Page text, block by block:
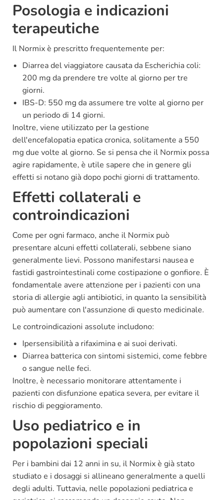
Posologia e indicazioni
terapeutiche
Il Normix è prescritto frequentemente per:
Diarrea del viaggiatore causata da Escherichia coli:
200 mg da prendere tre volte al giorno per tre
giorni.
IBS-D: 550 mg da assumere tre volte al giorno per
un periodo di 14 giorni.
Inoltre, viene utilizzato per la gestione
dell'encefalopatia epatica cronica, solitamente a 550
mg due volte al giorno. Se si pensa che il Normix possa
agire rapidamente, è utile sapere che in genere gli
effetti si notano già dopo pochi giorni di trattamento.
Effetti collaterali e
controindicazioni
Come per ogni farmaco, anche il Normix può
presentare alcuni effetti collaterali, sebbene siano
generalmente lievi. Possono manifestarsi nausea e
fastidi gastrointestinali come costipazione o gonfiore. È
fondamentale avere attenzione per i pazienti con una
storia di allergie agli antibiotici, in quanto la sensibilità
può aumentare con l'assunzione di questo medicinale.
Le controindicazioni assolute includono:
Ipersensibilità a rifaximina e ai suoi derivati.
Diarrea batterica con sintomi sistemici, come febbre
o sangue nelle feci.
Inoltre, è necessario monitorare attentamente i
pazienti con disfunzione epatica severa, per evitare il
rischio di peggioramento.
Uso pediatrico e in
popolazioni speciali
Per i bambini dai 12 anni in su, il Normix è già stato
studiato e i dosaggi si allineano generalmente a quelli
degli adulti. Tuttavia, nelle popolazioni pediatrica e